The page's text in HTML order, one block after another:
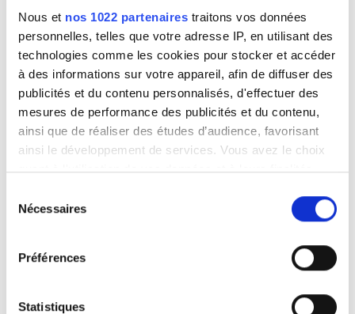
Nous et nos 1022 partenaires traitons vos données
personnelles, telles que votre adresse IP, en utilisant des
technologies comme les cookies pour stocker et accéder
à des informations sur votre appareil, afin de diffuser des
publicités et du contenu personnalisés, d'effectuer des
mesures de performance des publicités et du contenu,
ainsi que de réaliser des études d’audience, favorisant
ainsi le développement de services. Vous avez le choix
quant à l'utilisation de vos données et à leurs finalités.
tout moment en consultant la Déclaration relative aux
cookies ou en cliquant sur l'icône de confidentialité.
Si vous le permettez, nous aimerions également :
géographique qui peuvent être précises à plusieurs
Nécessaires
Préférences
Statistiques